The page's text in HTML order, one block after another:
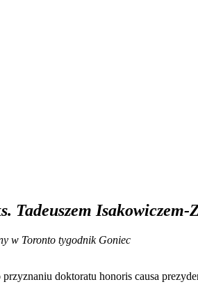
Tadeuszem Isakowiczem-
w Toronto tygodnik Goniec
doktoratu honoris causa